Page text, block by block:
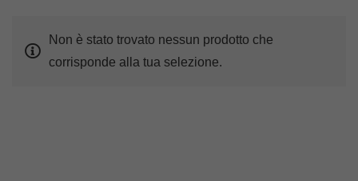
Non è stato trovato nessun prodotto che
corrisponde alla tua selezione.